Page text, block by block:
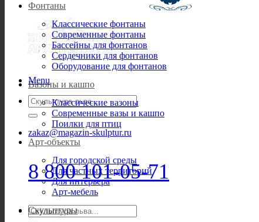
Menu
Искать:
zakaz@magazin-skulptur.ru
8 800 101-05-71
Искать:
Фонтаны
Классические фонтаны
Современные фонтаны
Бассейны для фонтанов
Сердечники для фонтанов
Оборудование для фонтанов
Вазоны и кашпо
Классические вазоны
Современные вазы и кашпо
Поилки для птиц
Арт-объекты
Для городской среды
Для частных территорий
Для интерьера
Арт-мебель
Скульптуры